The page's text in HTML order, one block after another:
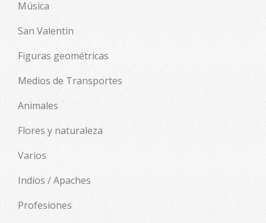
Música
San Valentin
Figuras geométricas
Medios de Transportes
Animales
Flores y naturaleza
Varios
Indios / Apaches
Profesiones